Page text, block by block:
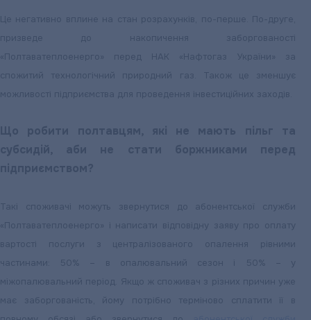
Це негативно вплине на стан розрахунків, по-перше. По-друге,
призведе до накопичення заборгованості
«Полтаватеплоенерго» перед НАК «Нафтогаз України» за
спожитий технологічний природний газ. Також це зменшує
можливості підприємства для проведення інвестиційних заходів.
Що робити полтавцям, які не мають пільг та
субсидій, аби не стати боржниками перед
підприємством?
Такі споживачі можуть звернутися до абонентської служби
«Полтаватеплоенерго» і написати відповідну заяву про оплату
вартості послуги з централізованого опалення рівними
частинами: 50% – в опалювальний сезон і 50% – у
міжопалювальний період. Якщо ж споживач з різних причин уже
має заборгованість, йому потрібно терміново сплатити її в